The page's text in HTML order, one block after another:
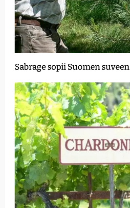
Sabrage sopii Suomen suveen